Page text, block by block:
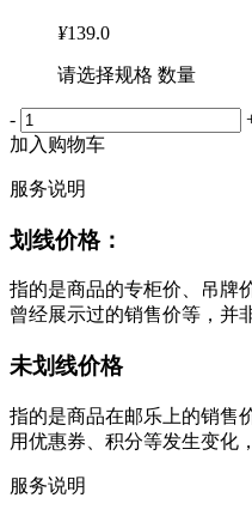
¥139.0
请选择规格 数量
-
加入购物车
服务说明
划线价格：
指的是商品的专柜价、吊牌
曾经展示过的销售价等，并
未划线价格
指的是商品在邮乐上的销售
用优惠券、积分等发生变化
服务说明